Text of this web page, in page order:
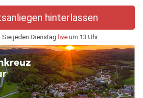
hinterlassen
Sie jeden Dienstag liveum 13 Uhr.